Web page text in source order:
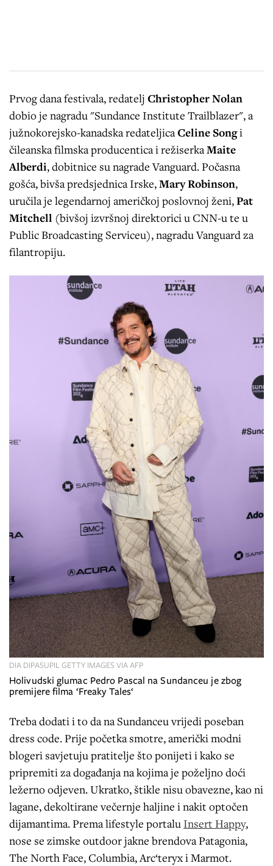
Prvog dana festivala, redatelj Christopher Nolan
dobio je nagradu "Sundance Institute Trailblazer", a
južnokorejsko-kanadska redateljicaCeline Songi
čileanska filmska producentica i režiserkaMaite
Alberdi, dobitnice su nagrade Vanguard. Počasna
gošća, bivša predsjednica Irske,Mary Robinson,
uručila je legendarnoj američkoj poslovnoj ženi,Pat
Mitchell (bivšoj izvršnoj direktorici u CNN-u te u
Public Broadcasting Serviceu), nagradu Vanguard za
filantropiju.
Holivudski glumac Pedro Pascal na Sundanceu je zbog
premijere filma ‘Freaky Tales‘
DIA DIPASUPIL GETTY IMAGES VIA AFP
Treba dodati i to da na Sundanceu vrijedi poseban
dress code. Prije početka smotre, američki modni
blogeri savjetuju pratitelje što ponijeti i kako se
pripremiti za događanja na kojima je poželjno doći
ležerno odjeven. Ukratko, štikle nisu obavezne, kao ni
lagane, dekoltirane večernje haljine i nakit optočen
dijamantima. Prema lifestyle portalu Insert Happy,
nose se zimske outdoor jakne brendova Patagonia,
The North Face, Columbia, Arc‘teryx i Marmot.